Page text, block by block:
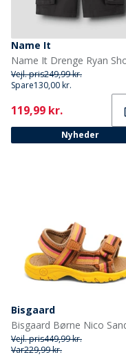
Name It
Vejl. pris249,99 kr.
Spare130,00 kr.
Current
119,99 kr.
Nyheder
Bisgaard
Vejl. pris449,99 kr.
Var229,99 kr.